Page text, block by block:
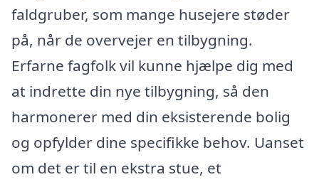
faldgruber, som mange husejere støder
på, når de overvejer en tilbygning.
Erfarne fagfolk vil kunne hjælpe dig med
at indrette din nye tilbygning, så den
harmonerer med din eksisterende bolig
og opfylder dine specifikke behov. Uanset
om det er til en ekstra stue, et